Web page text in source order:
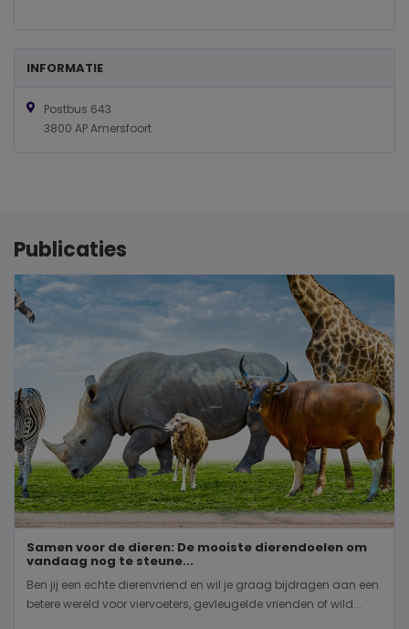
INFORMATIE
Postbus 643
3800 AP Amersfoort
Publicaties
Samen voor de dieren: De mooiste dierendoelen om
vandaag nog te steune...
Ben jij een echte dierenvriend en wil je graag bijdragen aan een
betere wereld voor viervoeters, gevleugelde vrienden of wild...